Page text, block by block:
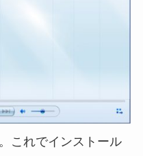
これでインストール